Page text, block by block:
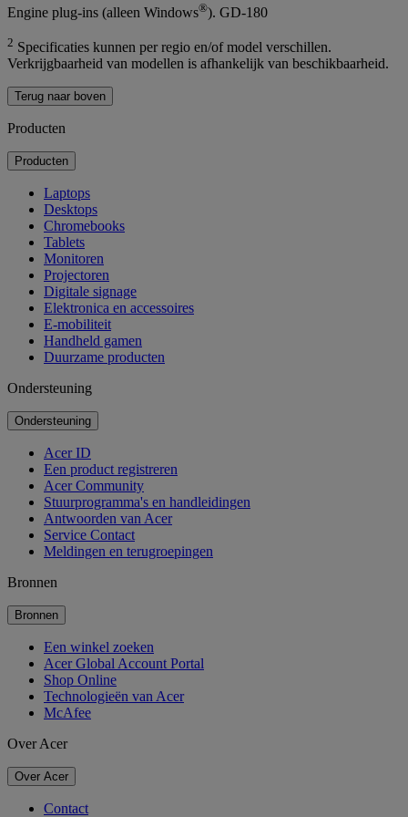
Engine plug-ins (alleen Windows®). GD-180
2 Specificaties kunnen per regio en/of model verschillen.
Verkrijgbaarheid van modellen is afhankelijk van beschikbaarheid.
Terug naar boven
Producten
Producten
Laptops
Desktops
Chromebooks
Tablets
Monitoren
Projectoren
Digitale signage
Elektronica en accessoires
E-mobiliteit
Handheld gamen
Duurzame producten
Ondersteuning
Ondersteuning
Acer ID
Een product registreren
Acer Community
Stuurprogramma's en handleidingen
Antwoorden van Acer
Service Contact
Meldingen en terugroepingen
Bronnen
Bronnen
Een winkel zoeken
Acer Global Account Portal
Shop Online
Technologieën van Acer
McAfee
Over Acer
Over Acer
Contact